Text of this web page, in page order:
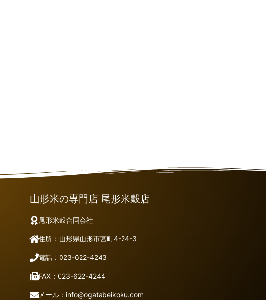
山形米の専門店 尾形米穀店
尾形米穀合同会社
住所：山形県山形市宮町4-24-3
電話：023-622-4243
FAX：023-622-4244
メール： info@ogatabeikoku.com